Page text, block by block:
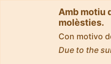
Amb motiu
molèsties.
Con motivo
Due to the